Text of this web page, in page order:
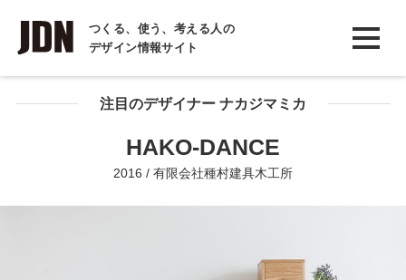
つくる、使う、考える人の
デザイン情報サイト
INTERVIEW
インタビュー
REPORT
COLUMN
注目のデザイナー ナカジマミカ
HAKO-DANCE
2016 / 有限会社種村建具木工所